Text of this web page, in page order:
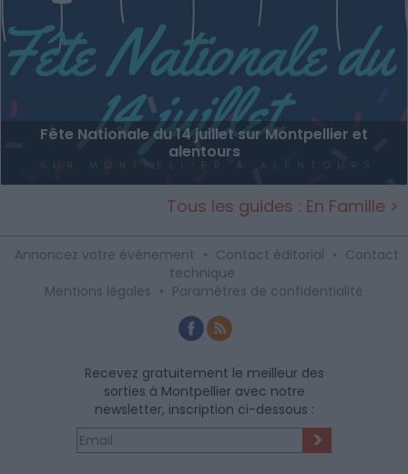
Fête Nationale du 14 juillet sur Montpellier et
alentours
Tous les guides : En Famille >
Annoncez votre événement • Contact éditorial • Contact
technique
Mentions légales • Paramètres de confidentialité
Recevez gratuitement le meilleur des
sorties à Montpellier avec notre
newsletter, inscription ci-dessous :
>